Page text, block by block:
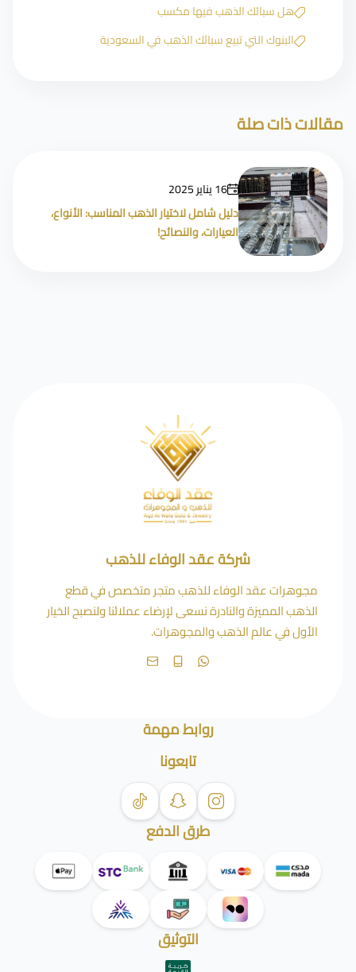
هل سبائك الذهب فيها مكسب
البنوك التي تبيع سبائك الذهب في السعودية
مقالات ذات صلة
16 يناير 2025
دليل شامل لاختيار الذهب المناسب: الأنواع،
العيارات، والنصائح!
شركة عقد الوفاء للذهب
مجوهرات عقد الوفاء للذهب متجر متخصص في قطع
الذهب المميزة والنادرة نسعى لإرضاء عملائنا ولنصبح الخيار
الأول في عالم الذهب والمجوهرات.
روابط مهمة
تابعونا
طرق الدفع
التوثيق